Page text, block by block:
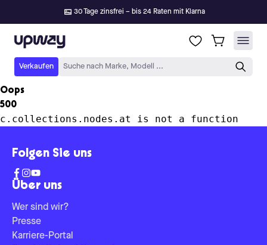
30 Tage zinsfrei – bis 24 Raten mit Klarna
Upway
Verkaufen Suche nach Marke, Modell ...
Oops
500
c.collections.nodes.at is not a function
Über uns
Wer sind wir?
Presse
Karriere-Portal
Folgen Sie uns